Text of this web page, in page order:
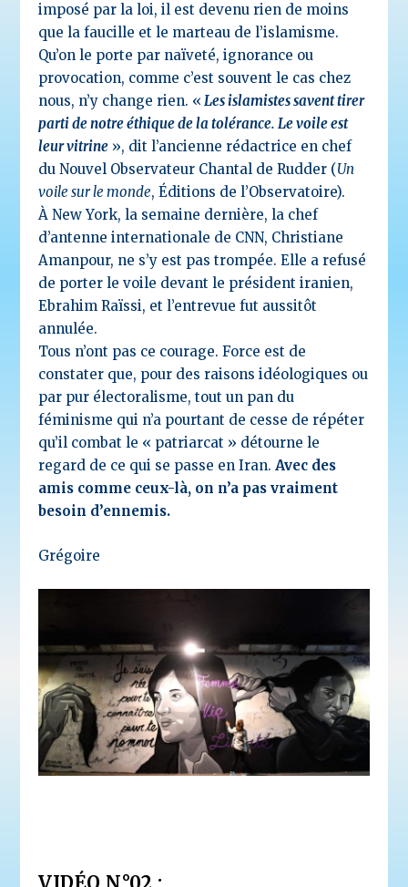
imposé par la loi, il est devenu rien de moins
que la faucille et le marteau de l’islamisme.
Qu’on le porte par naïveté, ignorance ou
provocation, comme c’est souvent le cas chez
nous, n’y change rien. « Les islamistes savent tirer
parti de notre éthique de la tolérance. Le voile est
leur vitrine », dit l’ancienne rédactrice en chef
du Nouvel Observateur Chantal de Rudder (Un
voile sur le monde, Éditions de l’Observatoire).
À New York, la semaine dernière, la chef
d’antenne internationale de CNN, Christiane
Amanpour, ne s’y est pas trompée. Elle a refusé
de porter le voile devant le président iranien,
Ebrahim Raïssi, et l’entrevue fut aussitôt
annulée.
Tous n’ont pas ce courage. Force est de
constater que, pour des raisons idéologiques ou
par pur électoralisme, tout un pan du
féminisme qui n’a pourtant de cesse de répéter
qu’il combat le « patriarcat » détourne le
regard de ce qui se passe en Iran.Avec des
amis comme ceux-là, on n’a pas vraiment
besoin d’ennemis.
Grégoire